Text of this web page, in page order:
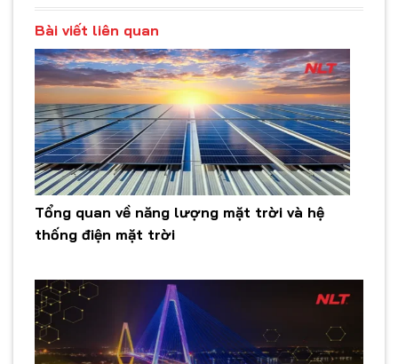
Bài viết liên quan
Tổng quan về năng lượng mặt trời và hệ
thống điện mặt trời